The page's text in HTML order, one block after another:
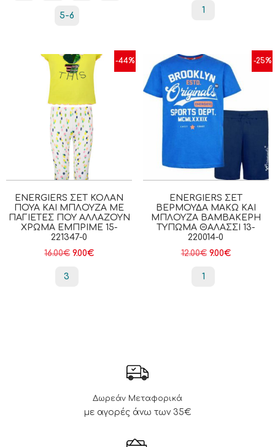
5-6
1
-44%
ENERGIERS ΣΕΤ ΚΟΛΆΝ
ΠΟΥΆ ΚΑΙ ΜΠΛΟΎΖΑ ΜΕ
ΠΑΓΙΈΤΕΣ ΠΟΥ ΑΛΛΆΖΟΥΝ
ΧΡΏΜΑ ΕΜΠΡΙΜΕ 15-
221347-0
16.00€ 9.00€
3
-25%
ENERGIERS ΣΕΤ
ΒΕΡΜΟΎΔΑ ΜΑΚΏ ΚΑΙ
ΜΠΛΟΎΖΑ ΒΑΜΒΑΚΕΡΉ
ΤΎΠΩΜΑ ΘΑΛΑΣΣΙ 13-
220014-0
12.00€ 9.00€
1
Δωρεάν Μεταφορικά
με αγορές άνω των 35€